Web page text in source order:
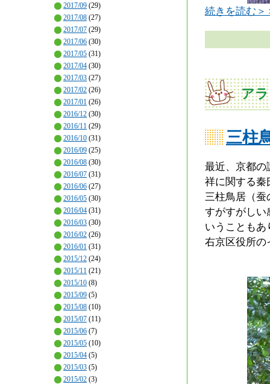
2017/09 (29)
2017/08 (27)
2017/07 (29)
2017/06 (30)
2017/05 (31)
2017/04 (30)
2017/03 (27)
2017/02 (26)
2017/01 (26)
2016/12 (30)
2016/11 (29)
2016/10 (31)
2016/09 (25)
2016/08 (30)
2016/07 (31)
2016/06 (27)
2016/05 (30)
2016/04 (31)
2016/03 (30)
2016/02 (26)
2016/01 (31)
2015/12 (24)
2015/11 (21)
2015/10 (8)
2015/09 (5)
2015/08 (10)
2015/07 (11)
2015/06 (7)
2015/05 (10)
2015/04 (5)
2015/03 (5)
2015/02 (3)
続きを読む＞
ア
三柱
最近、京都の
祥に関する秦
三柱鳥居（
すがすがしい
いうことも
右京区役所